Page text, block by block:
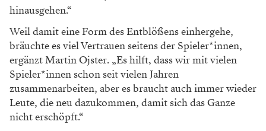
hinausgehen.“
Weil damit eine Form des Entblößens einhergehe,
bräuchte es viel Vertrauen seitens der Spieler*innen,
ergänzt Martin Ojster. „Es hilft, dass wir mit vielen
Spieler*innen schon seit vielen Jahren
zusammenarbeiten, aber es braucht auch immer wieder
Leute, die neu dazukommen, damit sich das Ganze
nicht erschöpft.“